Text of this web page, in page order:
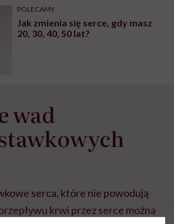
POLECAMY
Jak zmienia się serce, gdy masz
20, 30, 40, 50 lat?
wad
serca, które nie powodują
krwi przez serce można